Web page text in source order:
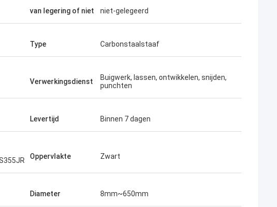
voldeed aan alle specificaties en
tijd.
perfect voor grootschalige projecten.
van legering of niet niet-gelegeerd
Type Carbonstaalstaaf
Verwerkingsdienst
Buigwerk, lassen, ontwikkelen, snijden,
punchten
Levertijd Binnen 7 dagen
Oppervlakte Zwart
Diameter 8mm~650mm